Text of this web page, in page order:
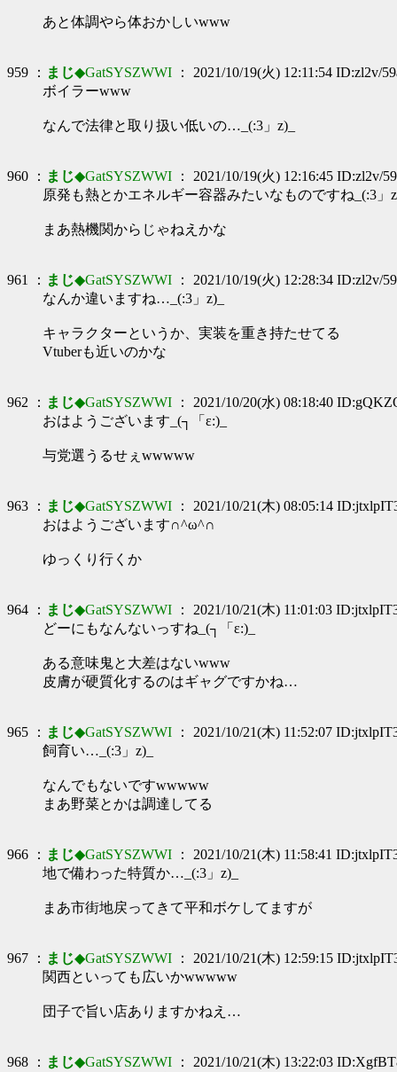
あと体調やら体おかしいwww
959 ： まじ◆GatSYSZWWI ： 2021/10/19(火) 12:11:54 ID:zl2v/
ボイラーwww
なんで法律と取り扱い低いの…_(:3」z)_
960 ： まじ◆GatSYSZWWI ： 2021/10/19(火) 12:16:45 ID:zl2v/
原発も熱とかエネルギー容器みたいなものですね_(:3」
まあ熱機関からじゃねえかな
961 ： まじ◆GatSYSZWWI ： 2021/10/19(火) 12:28:34 ID:zl2v/
なんか違いますね…_(:3」z)_
キャラクターというか、実装を重き持たせてる
Vtuberも近いのかな
962 ： まじ◆GatSYSZWWI ： 2021/10/20(水) 08:18:40
おはようございます_(┐「ε:)_
与党選うるせぇwwwww
963 ： まじ◆GatSYSZWWI ： 2021/10/21(木) 08:05:14
おはようございます∩^ω^∩
ゆっくり行くか
964 ： まじ◆GatSYSZWWI ： 2021/10/21(木) 11:01:03
どーにもなんないっすね_(┐「ε:)_
ある意味鬼と大差はないwww
皮膚が硬質化するのはギャグですかね…
965 ： まじ◆GatSYSZWWI ： 2021/10/21(木) 11:52:07
飼育い…_(:3」z)_
なんでもないですwwwww
まあ野菜とかは調達してる
966 ： まじ◆GatSYSZWWI ： 2021/10/21(木) 11:58:41
地で備わった特質か…_(:3」z)_
まあ市街地戻ってきて平和ボケしてますが
967 ： まじ◆GatSYSZWWI ： 2021/10/21(木) 12:59:15
関西といっても広いかwwwww
団子で旨い店ありますかねえ…
968 ： まじ◆GatSYSZWWI ： 2021/10/21(木) 13:22:03